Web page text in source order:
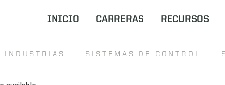
INICIO CARRERAS RECURSOS
INDUSTRIAS SISTEMAS DE CONTROL